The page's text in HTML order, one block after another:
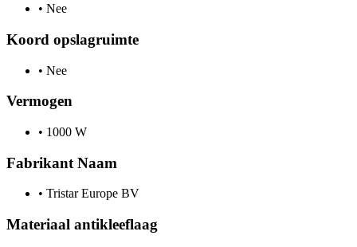
• Nee
Koord opslagruimte
• Nee
Vermogen
• 1000 W
Fabrikant Naam
• Tristar Europe BV
Materiaal antikleeflaag